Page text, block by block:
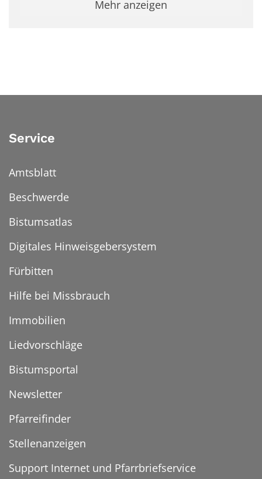
Mehr anzeigen
Service
Amtsblatt
Beschwerde
Bistumsatlas
Digitales Hinweisgebersystem
Fürbitten
Hilfe bei Missbrauch
Immobilien
Liedvorschläge
Bistumsportal
Newsletter
Pfarreifinder
Stellenanzeigen
Support Internet und Pfarrbriefservice